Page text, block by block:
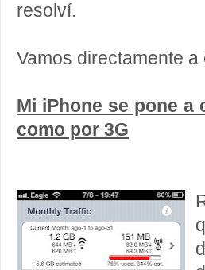
resolví.
Vamos directamente
Mi iPhone se pone
como por 3G